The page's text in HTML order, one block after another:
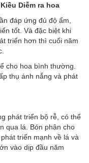
Diễm ra hoa
đáp ứng đủ độ ẩm,
tốt. Và đặc biệt khi
triển hơn thì cuối năm
cho hoa bình thường.
thụ ánh nắng và phát
phát triển bộ rễ, có thể
qua lá. Bón phân cho
triển mạnh về lá và
vào dịp đầu năm